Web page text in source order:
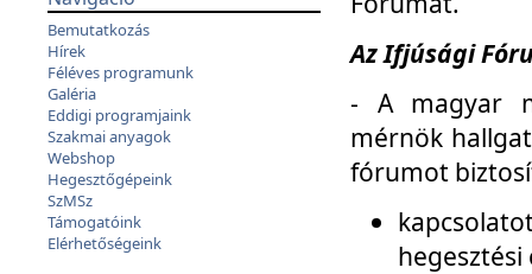
Bemutatkozás
Hírek
Féléves programunk
Galéria
Eddigi programjaink
Szakmai anyagok
Webshop
Hegesztőgépeink
SzMSz
Támogatóink
Elérhetőségeink
Az Ifjúsági
- A magyar
mérnök
fórumot